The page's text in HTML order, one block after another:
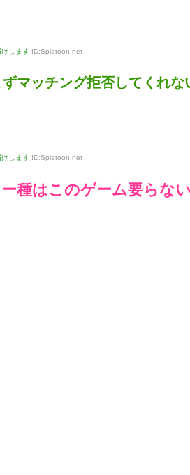
けします ID:Splatoon.net
マッチング拒否してくれ
けします ID:Splatoon.net
種はこのゲーム要らな